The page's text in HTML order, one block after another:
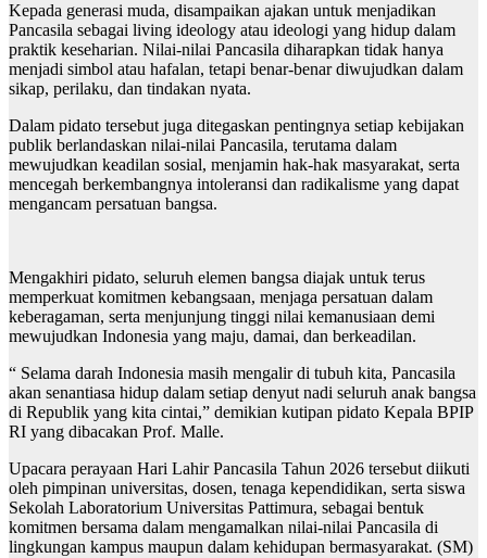
Kepada generasi muda, disampaikan ajakan untuk menjadikan
Pancasila sebagai living ideology atau ideologi yang hidup dalam
praktik keseharian. Nilai-nilai Pancasila diharapkan tidak hanya
menjadi simbol atau hafalan, tetapi benar-benar diwujudkan dalam
sikap, perilaku, dan tindakan nyata.
Dalam pidato tersebut juga ditegaskan pentingnya setiap kebijakan
publik berlandaskan nilai-nilai Pancasila, terutama dalam
mewujudkan keadilan sosial, menjamin hak-hak masyarakat, serta
mencegah berkembangnya intoleransi dan radikalisme yang dapat
mengancam persatuan bangsa.
Mengakhiri pidato, seluruh elemen bangsa diajak untuk terus
memperkuat komitmen kebangsaan, menjaga persatuan dalam
keberagaman, serta menjunjung tinggi nilai kemanusiaan demi
mewujudkan Indonesia yang maju, damai, dan berkeadilan.
“ Selama darah Indonesia masih mengalir di tubuh kita, Pancasila
akan senantiasa hidup dalam setiap denyut nadi seluruh anak bangsa
di Republik yang kita cintai,” demikian kutipan pidato Kepala BPIP
RI yang dibacakan Prof. Malle.
Upacara perayaan Hari Lahir Pancasila Tahun 2026 tersebut diikuti
oleh pimpinan universitas, dosen, tenaga kependidikan, serta siswa
Sekolah Laboratorium Universitas Pattimura, sebagai bentuk
komitmen bersama dalam mengamalkan nilai-nilai Pancasila di
lingkungan kampus maupun dalam kehidupan bermasyarakat. (SM)